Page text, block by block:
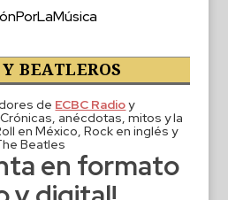
BEATLEROS
de ECBC Radioy
Crónicas, anécdotas, mitos y la
en México, Rock en inglés y
Beatles
en formato